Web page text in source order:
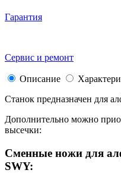
Гарантия
Сервис и ремонт
Описание
Станок предназначен для
Дополнительно можно
высечки:
Сменные ножи для
SWY: